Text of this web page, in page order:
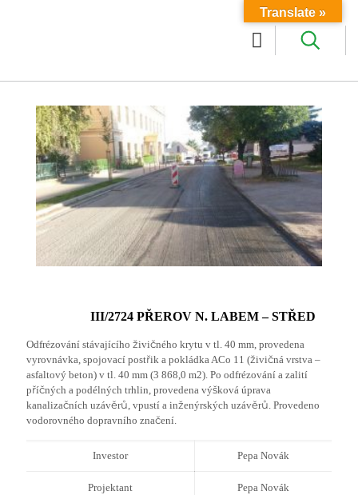
III/2724 PŘEROV N. LABEM – STŘED
Odfrézování stávajícího živičného krytu v tl. 40 mm, provedena
vyrovnávka, spojovací postřik a pokládka ACo 11 (živičná vrstva –
asfaltový beton) v tl. 40 mm (3 868,0 m2). Po odfrézování a zalití
příčných a podélných trhlin, provedena výšková úprava
kanalizačních uzávěrů, vpustí a inženýrských uzávěrů. Provedeno
vodorovného dopravního značení.
Investor Pepa Novák
Projektant Pepa Novák
Translate »